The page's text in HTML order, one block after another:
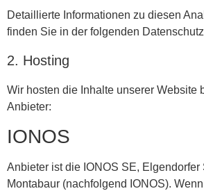
Detaillierte Informationen zu diesen
finden Sie in der folgenden
2. Hosting
Wir hosten die Inhalte unserer Website
Anbieter:
IONOS
Anbieter ist die IONOS SE, Elgendorfer
Montabaur (nachfolgend IONOS).